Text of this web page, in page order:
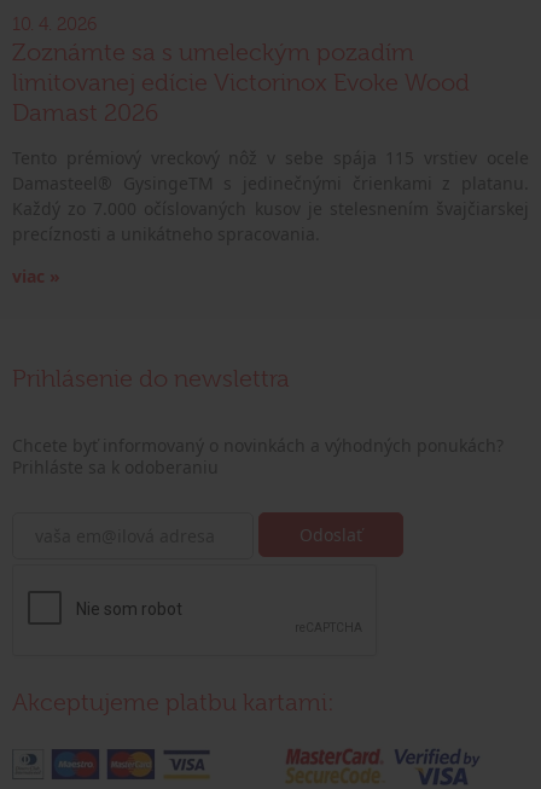
10. 4. 2026
Zoznámte sa s umeleckým pozadím
limitovanej edície Victorinox Evoke Wood
Damast 2026
viac »
Prihlásenie do newslettra
Akceptujeme platbu kartami: